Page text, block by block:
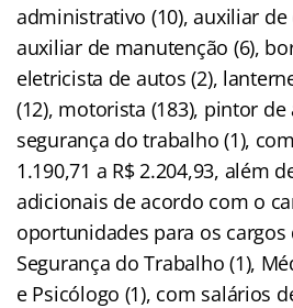
administrativo (10), auxiliar de
auxiliar de manutenção (6),
eletricista de autos (2),
(12), motorista (183), pintor
segurança do trabalho (1),
1.190,71 a R$ 2.204,93, além
adicionais de acordo com o
oportunidades para os cargos
Segurança do Trabalho (1),
e Psicólogo (1), com salários